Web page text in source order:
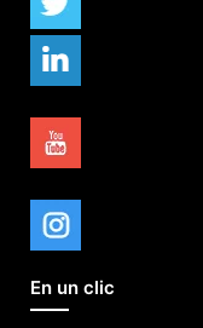
En un clic